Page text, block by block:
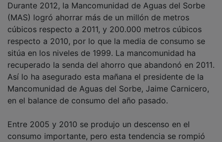
Durante 2012, la Mancomunidad de Aguas del Sorbe
(MAS) logró ahorrar más de un millón de metros
cúbicos respecto a 2011, y 200.000 metros cúbicos
respecto a 2010, por lo que la media de consumo se
sitúa en los niveles de 1999. La mancomunidad ha
recuperado la senda del ahorro que abandonó en 2011.
Así lo ha asegurado esta mañana el presidente de la
Mancomunidad de Aguas del Sorbe, Jaime Carnicero,
en el balance de consumo del año pasado.
Entre 2005 y 2010 se produjo un descenso en el
consumo importante, pero esta tendencia se rompió